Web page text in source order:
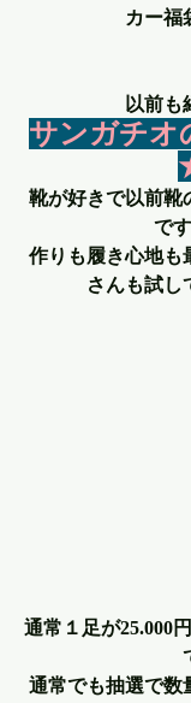
カー福
以前も
サンガチオ
靴が好きで以前靴
です
作りも履き心地も
さんも試し
通常１足が25.000
通常でも抽選で数